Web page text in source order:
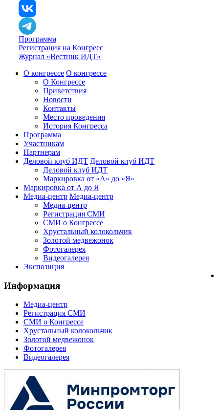
Программа
Регистрация на Конгресс
Журнал «Вестник ИДТ»
О конгрессе О конгрессе
О Конгрессе
Приветствия
Новости
Контакты
Место проведения
История Конгресса
Программа
Участникам
Партнерам
Деловой клуб ИДТ Деловой клуб ИДТ
Деловой клуб ИДТ
Маркировка от «А» до «Я»
Маркировка от А до Я
Медиа-центр Медиа-центр
Медиа-центр
Регистрация СМИ
СМИ о Конгрессе
Хрустальный колокольчик
Золотой медвежонок
Фотогалерея
Видеогалерея
Экспозиция
Информация
Медиа-центр
Регистрация СМИ
СМИ о Конгрессе
Хрустальный колокольчик
Золотой медвежонок
Фотогалерея
Видеогалерея